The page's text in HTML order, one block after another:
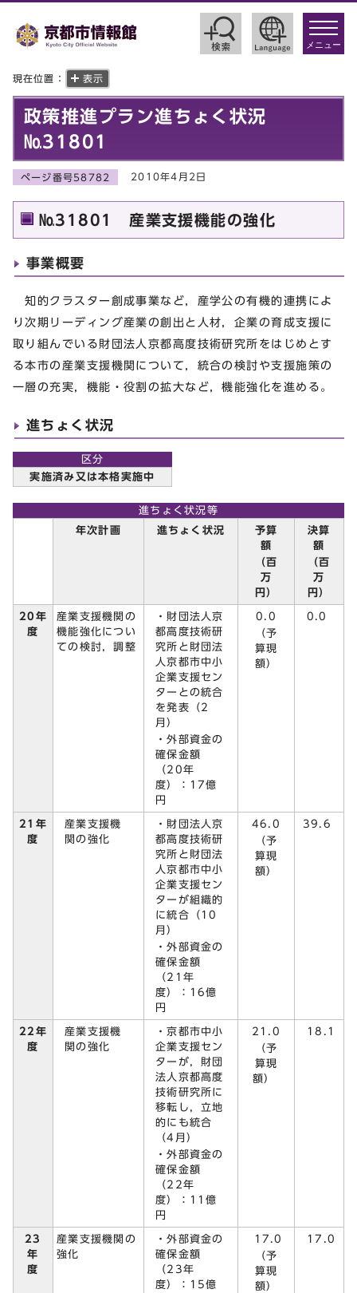
toggle
メニュー
現在位置： 表示
政策推進プラン進ちょく状況
№31801
ページ番号58782 2010年4月2日
№31801 産業支援機能の強化
事業概要
知的クラスター創成事業など，産学公の有機的連携によ
り次期リーディング産業の創出と人材，企業の育成支援に
取り組んでいる財団法人京都高度技術研究所をはじめとす
る本市の産業支援機関について，統合の検討や支援施策の
一層の充実，機能・役割の拡大など，機能強化を進める。
進ちょく状況
区分
実施済み又は本格実施中
進ちょく状況等
年次計画
進ちょく状況
予算
額
（百
万
円）
決算
額
（百
万
円）
20年
度
産業支援機関の
機能強化につい
ての検討，調整
・財団法人京
都高度技術研
究所と財団法
人京都市中小
企業支援セン
ターとの統合
を発表（2
月）
・外部資金の
確保金額
（20年
度）：17億
円
0.0
（予
算現
額）
0.0
21年
度
産業支援機
関の強化
・財団法人京
都高度技術研
究所と財団法
人京都市中小
企業支援セン
ターが組織的
に統合（10
月）
・外部資金の
確保金額
（21年
度）：16億
円
46.0
（予
算現
額）
39.6
22年
度
産業支援機
関の強化
・京都市中小
企業支援セン
ターが，財団
法人京都高度
技術研究所に
移転し，立地
的にも統合
（4月）
・外部資金の
確保金額
（22年
度）：11億
円
21.0
（予
算現
額）
18.1
23
年
度
産業支援機関の
強化
・外部資金の
確保金額
（23年
度）：15億
17.0
（予
算現
額）
17.0